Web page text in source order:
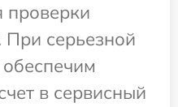
проверки
При серьезной
в сервисный